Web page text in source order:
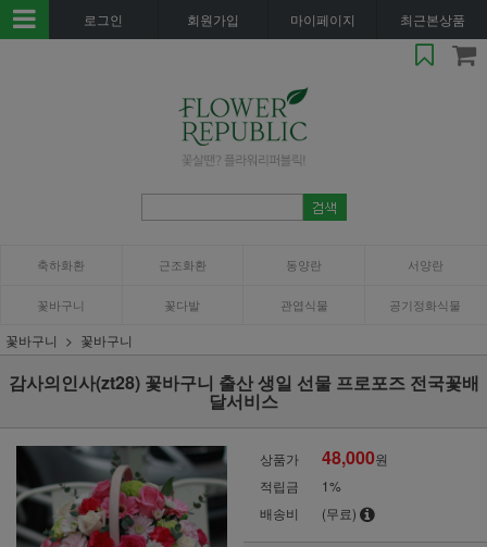
로그인 회원가입 마이페이지 최근본상품
축하화환 근조화환 동양란 서양란
꽃바구니 꽃다발 관엽식물 공기정화식물
꽃바구니 꽃바구니
감사의인사(zt28) 꽃바구니 출산 생일 선물 프로포즈 전국꽃배
달서비스
상품가 48,000원
적립금
1%
배송비
(무료)